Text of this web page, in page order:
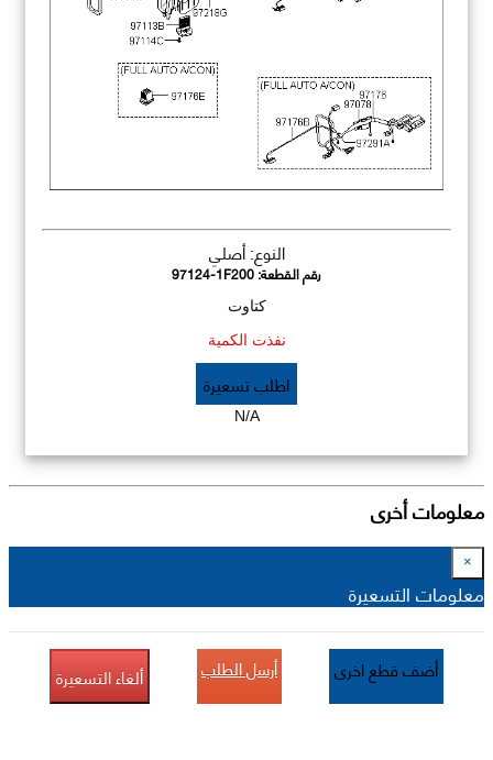
النوع: أصلي
رقم القطعة:97124-1F200
كتاوت
نفذت الكمية
اطلب تسعيرة
N/A
معلومات أخرى
×
معلومات التسعيرة
أضف قطع اخرى أرسل الطلب ألغاء التسعيرة